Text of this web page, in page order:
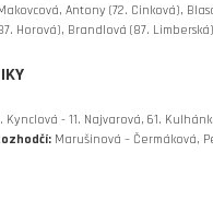
Antony (72. Cinková),
Horová), Brandlová (87. Limberská)
Kynclová - 11. Najvarová, 61.
Marušinová – Čermáková,